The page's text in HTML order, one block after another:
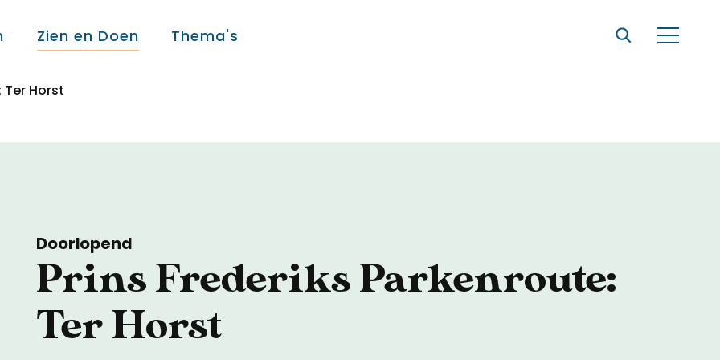
Zien en Doen Thema's
Colofon
Contact
Ter Horst
Prins Frederiks Parkenroute:
Ter Horst
Doorlopend